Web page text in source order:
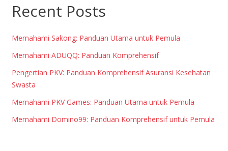
Recent Posts
Memahami Sakong: Panduan Utama untuk Pemula
Memahami ADUQQ: Panduan Komprehensif
Pengertian PKV: Panduan Komprehensif Asuransi Kesehatan
Swasta
Memahami PKV Games: Panduan Utama untuk Pemula
Memahami Domino99: Panduan Komprehensif untuk Pemula